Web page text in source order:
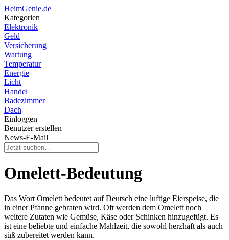
HeimGenie.de
Kategorien
Elektronik
Geld
Versicherung
Wartung
Temperatur
Energie
Licht
Handel
Badezimmer
Dach
Einloggen
Benutzer erstellen
News-E-Mail
Omelett-Bedeutung
Das Wort Omelett bedeutet auf Deutsch eine luftige Eierspeise, die
in einer Pfanne gebraten wird. Oft werden dem Omelett noch
weitere Zutaten wie Gemüse, Käse oder Schinken hinzugefügt. Es
ist eine beliebte und einfache Mahlzeit, die sowohl herzhaft als auch
süß zubereitet werden kann.